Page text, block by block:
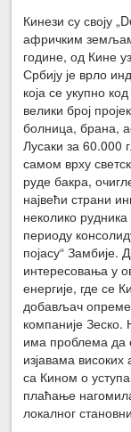
Кинези су своју
афричким
године, од Кине
Србију је врло
која се укупно
велики број
болница, брана,
Лусаки за 60.000
самом врху
руде бакра,
највећи страни
неколико
периоду
појасу“ Замбије.
интересовања у
енергије, где се
добављач
компаније Зеско.
има проблема да
изјавама
са Кином о
плаћање
локалног